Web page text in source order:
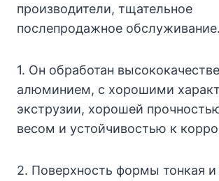
производители, тщательное
послепродажное обслуживание.
1. Он обработан
алюминием, с хорошими
экструзии, хорошей
весом и устойчивостью к
2. Поверхность формы тонкая и